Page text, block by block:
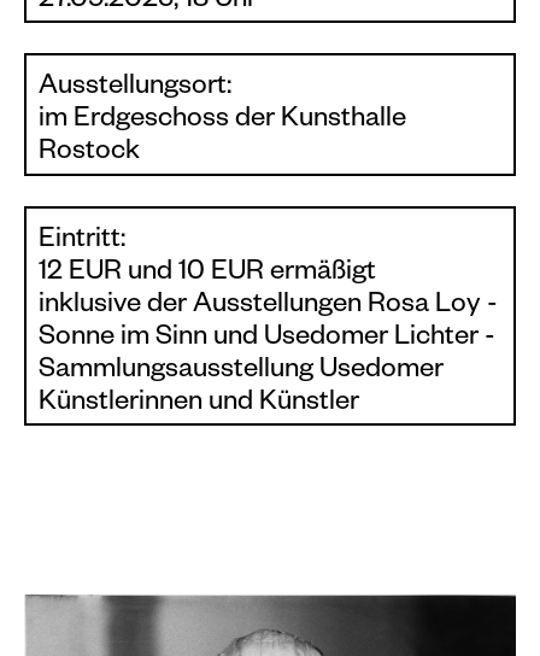
Ausstellungsort:
im Erdgeschoss der Kunsthalle
Rostock
Eintritt:
12 EUR und 10 EUR ermäßigt
inklusive der Ausstellungen Rosa Loy -
Sonne im Sinn und Usedomer Lichter -
Sammlungsausstellung Usedomer
Künstlerinnen und Künstler